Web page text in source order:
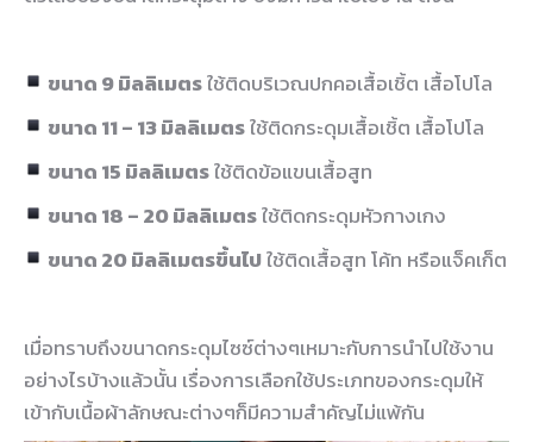
ขนาด 9 มิลลิเมตรใช้ติดบริเวณปกคอเสื้อเชิ้ต เสื้อโปโล
ขนาด 11 – 13 มิลลิเมตรใช้ติดกระดุมเสื้อเชิ้ต เสื้อโปโล
ขนาด 15 มิลลิเมตรใช้ติดข้อแขนเสื้อสูท
ขนาด 18 – 20 มิลลิเมตรใช้ติดกระดุมหัวกางเกง
ขนาด 20 มิลลิเมตรขึ้นไปใช้ติดเสื้อสูท โค้ท หรือแจ็คเก็ต
เมื่อทราบถึงขนาดกระดุมไซซ์ต่างๆเหมาะกับการนำไปใช้งาน
อย่างไรบ้างแล้วนั้น เรื่องการเลือกใช้ประเภทของกระดุมให้
เข้ากับเนื้อผ้าลักษณะต่างๆก็มีความสำคัญไม่แพ้กัน